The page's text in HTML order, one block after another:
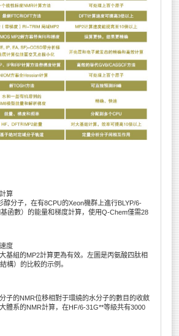
算
醇分子，在有8CPU的Xeon機群上進行BLYP/6-
函數）的能量和梯度計算，使用Q-Chem僅需28
度
基組的MP2計算更為有效。左圖是丙氨酸四肽相
構）的比較的示例。
子的NMR位移相對于環繞的水分子的數目的收斂
體系的NMR計算，在HF/6-31G**等級共有3000